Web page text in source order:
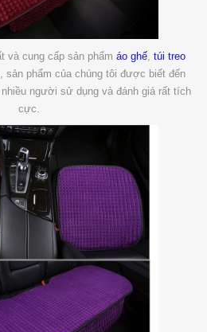
và cung cấp sản phẩm áo ghế, túi treo
sản phẩm của chúng tôi được biết đến
người sử dụng và đánh giá rất tích
cực.